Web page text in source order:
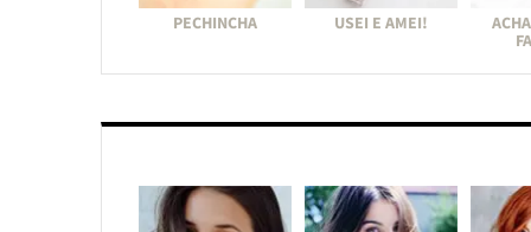
PECHINCHA USEI E AMEI!